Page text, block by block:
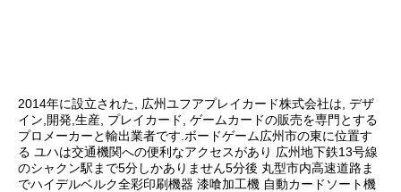
2014年に設立された, 広州ユフアプレイカード株式会社は, デザ
イン,開発,生産, プレイカード, ゲームカードの販売を専門とする
プロメーカーと輸出業者です.ボードゲーム広州市の東に位置す
る ユハは交通機関への便利なアクセスがあり 広州地下鉄13号線
のシャクン駅まで5分しかありません5分後 丸型市内高速道路ま
でハイデルベルク全彩印刷機器 漆喰加工機 自動カードソート機